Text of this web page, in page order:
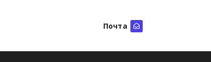
Почта